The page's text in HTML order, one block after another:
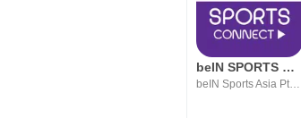
beIN SPORTS CONNECT (TV)